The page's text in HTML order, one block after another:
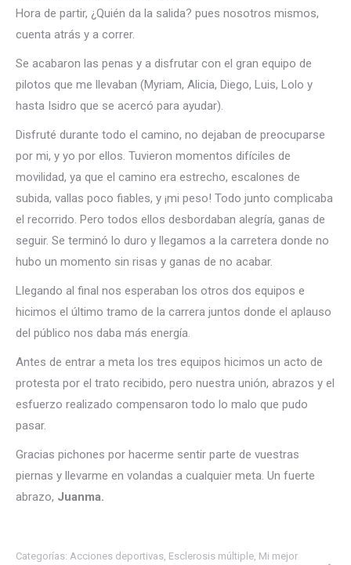
Hora de partir, ¿Quién da la salida? pues nosotros mismos,
cuenta atrás y a correr.
Se acabaron las penas y a disfrutar con el gran equipo de
pilotos que me llevaban (Myriam, Alicia, Diego, Luis, Lolo y
hasta Isidro que se acercó para ayudar).
Disfruté durante todo el camino, no dejaban de preocuparse
por mi, y yo por ellos. Tuvieron momentos difíciles de
movilidad, ya que el camino era estrecho, escalones de
subida, vallas poco fiables, y ¡mi peso! Todo junto complicaba
el recorrido. Pero todos ellos desbordaban alegría, ganas de
seguir. Se terminó lo duro y llegamos a la carretera donde no
hubo un momento sin risas y ganas de no acabar.
Llegando al final nos esperaban los otros dos equipos e
hicimos el último tramo de la carrera juntos donde el aplauso
del público nos daba más energía.
Antes de entrar a meta los tres equipos hicimos un acto de
protesta por el trato recibido, pero nuestra unión, abrazos y el
esfuerzo realizado compensaron todo lo malo que pudo
pasar.
Gracias pichones por hacerme sentir parte de vuestras
piernas y llevarme en volandas a cualquier meta. Un fuerte
abrazo, Juanma.
Categorías: Acciones deportivas, Esclerosis múltiple, Mi mejor